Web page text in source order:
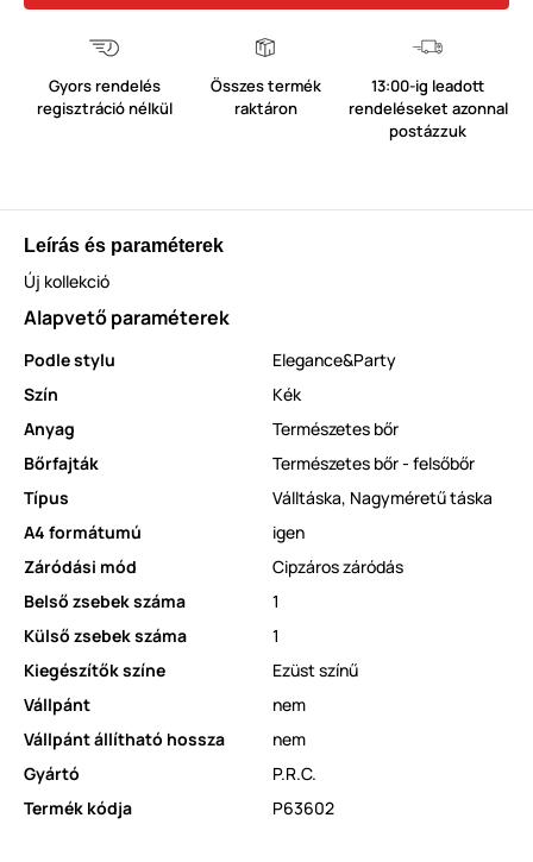
Gyors rendelés
regisztráció nélkül
Összes termék
raktáron
13:00-ig leadott
rendeléseket azonnal
postázzuk
Leírás és paraméterek
Új kollekció
Alapvető paraméterek
Podle stylu
Elegance&Party
Szín
Kék
Anyag
Természetes bőr
Bőrfajták
Természetes bőr - felsőbőr
Típus
Válltáska, Nagyméretű táska
A4 formátumú
igen
Záródási mód
Cipzáros záródás
Belső zsebek száma
1
Külső zsebek száma
1
Kiegészítők színe
Ezüst színű
Vállpánt
nem
Vállpánt állítható hossza
nem
Gyártó
P.R.C.
Termék kódja
P63602